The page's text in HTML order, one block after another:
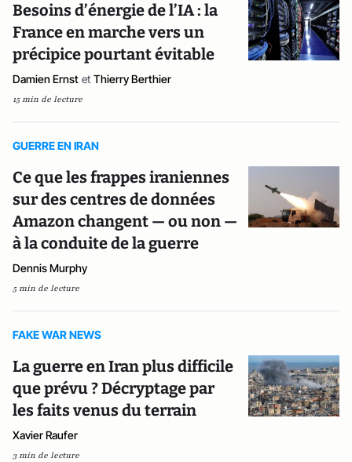
Besoins d’énergie de l’IA : la
France en marche vers un
précipice pourtant évitable
Damien Ernst et Thierry Berthier
15 min de lecture
GUERRE EN IRAN
Ce que les frappes iraniennes
sur des centres de données
Amazon changent — ou non —
à la conduite de la guerre
Dennis Murphy
5 min de lecture
FAKE WAR NEWS
La guerre en Iran plus difficile
que prévu ? Décryptage par
les faits venus du terrain
Xavier Raufer
3 min de lecture